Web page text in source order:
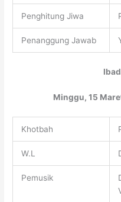
Penghitung Jiwa
Penanggung Jawab
Minggu, 15
Khotbah
W.L
Pemusik